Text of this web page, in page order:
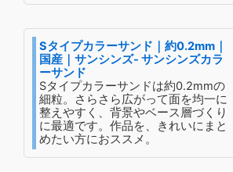
Sタイプカラーサンド｜約0.2mm｜
国産｜サンシンズ- サンシンズカラ
ーサンド
Sタイプカラーサンドは約0.2mmの
細粒。さらさら広がって面を均一に
整えやすく、背景やベース層づくり
に最適です。作品を、きれいにまと
めたい方におススメ。